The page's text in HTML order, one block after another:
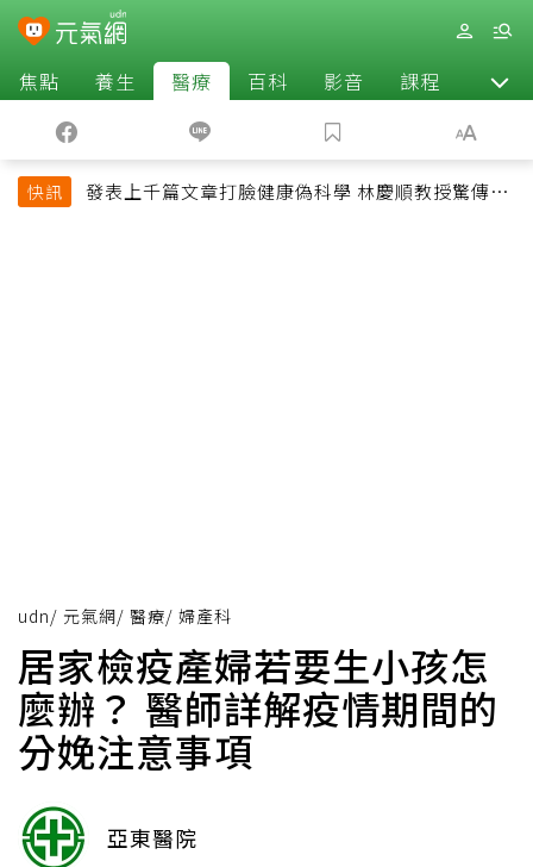
焦點 養生 醫療 百科 影音 課程 退休
快訊
發表上千篇文章打臉健康偽科學 林慶順教授驚傳意
udn/ 元氣網/ 醫療/ 婦產科
居家檢疫產婦若要生小孩怎
麼辦？ 醫師詳解疫情期間的
分娩注意事項
亞東醫院